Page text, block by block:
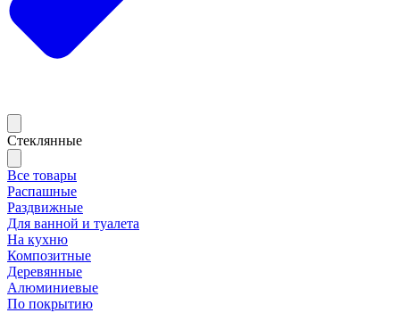
Стеклянные
Все товары
Распашные
Раздвижные
Для ванной и туалета
На кухню
Композитные
Деревянные
Алюминиевые
По покрытию